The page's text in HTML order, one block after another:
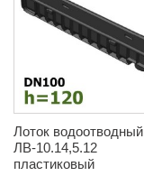
Лоток водоотводный
ЛВ-10.14,5.12
пластиковый